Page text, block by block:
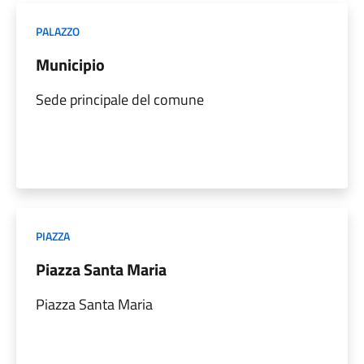
PALAZZO
Municipio
Sede principale del comune
PIAZZA
Piazza Santa Maria
Piazza Santa Maria